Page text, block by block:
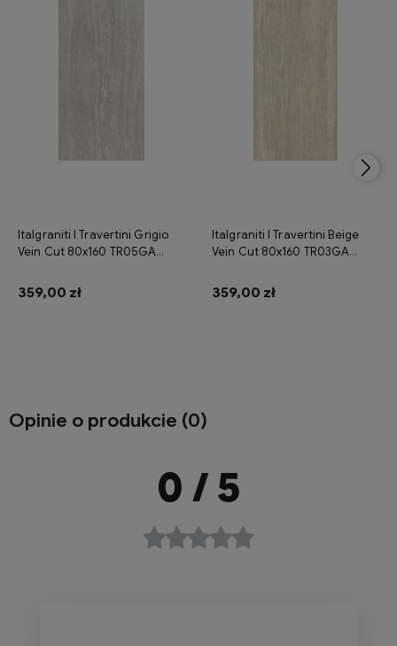
Italgraniti I Travertini Grigio
Vein Cut 80x160 TR05GA
trawertyn
359,00 zł
Italgraniti I Travertini Beige
Vein Cut 80x160 TR03GA
trawertyn
359,00 zł
Opinie o produkcie (0)
0 / 5